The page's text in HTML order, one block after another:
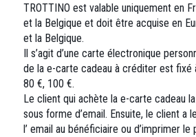
TROTTINO est valable uniquement en
et la Belgique et doit être acquise en
et la Belgique.
Il s’agit d’une carte électronique
de la e-carte cadeau à créditer est fixé
80 €, 100 €.
Le client qui achète la e-carte cadeau
sous forme d’email. Ensuite, le client a
l’ email au bénéficiaire ou d’imprimer le